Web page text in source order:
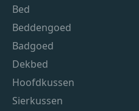
Bed
Beddengoed
Badgoed
Dekbed
Hoofdkussen
Sierkussen